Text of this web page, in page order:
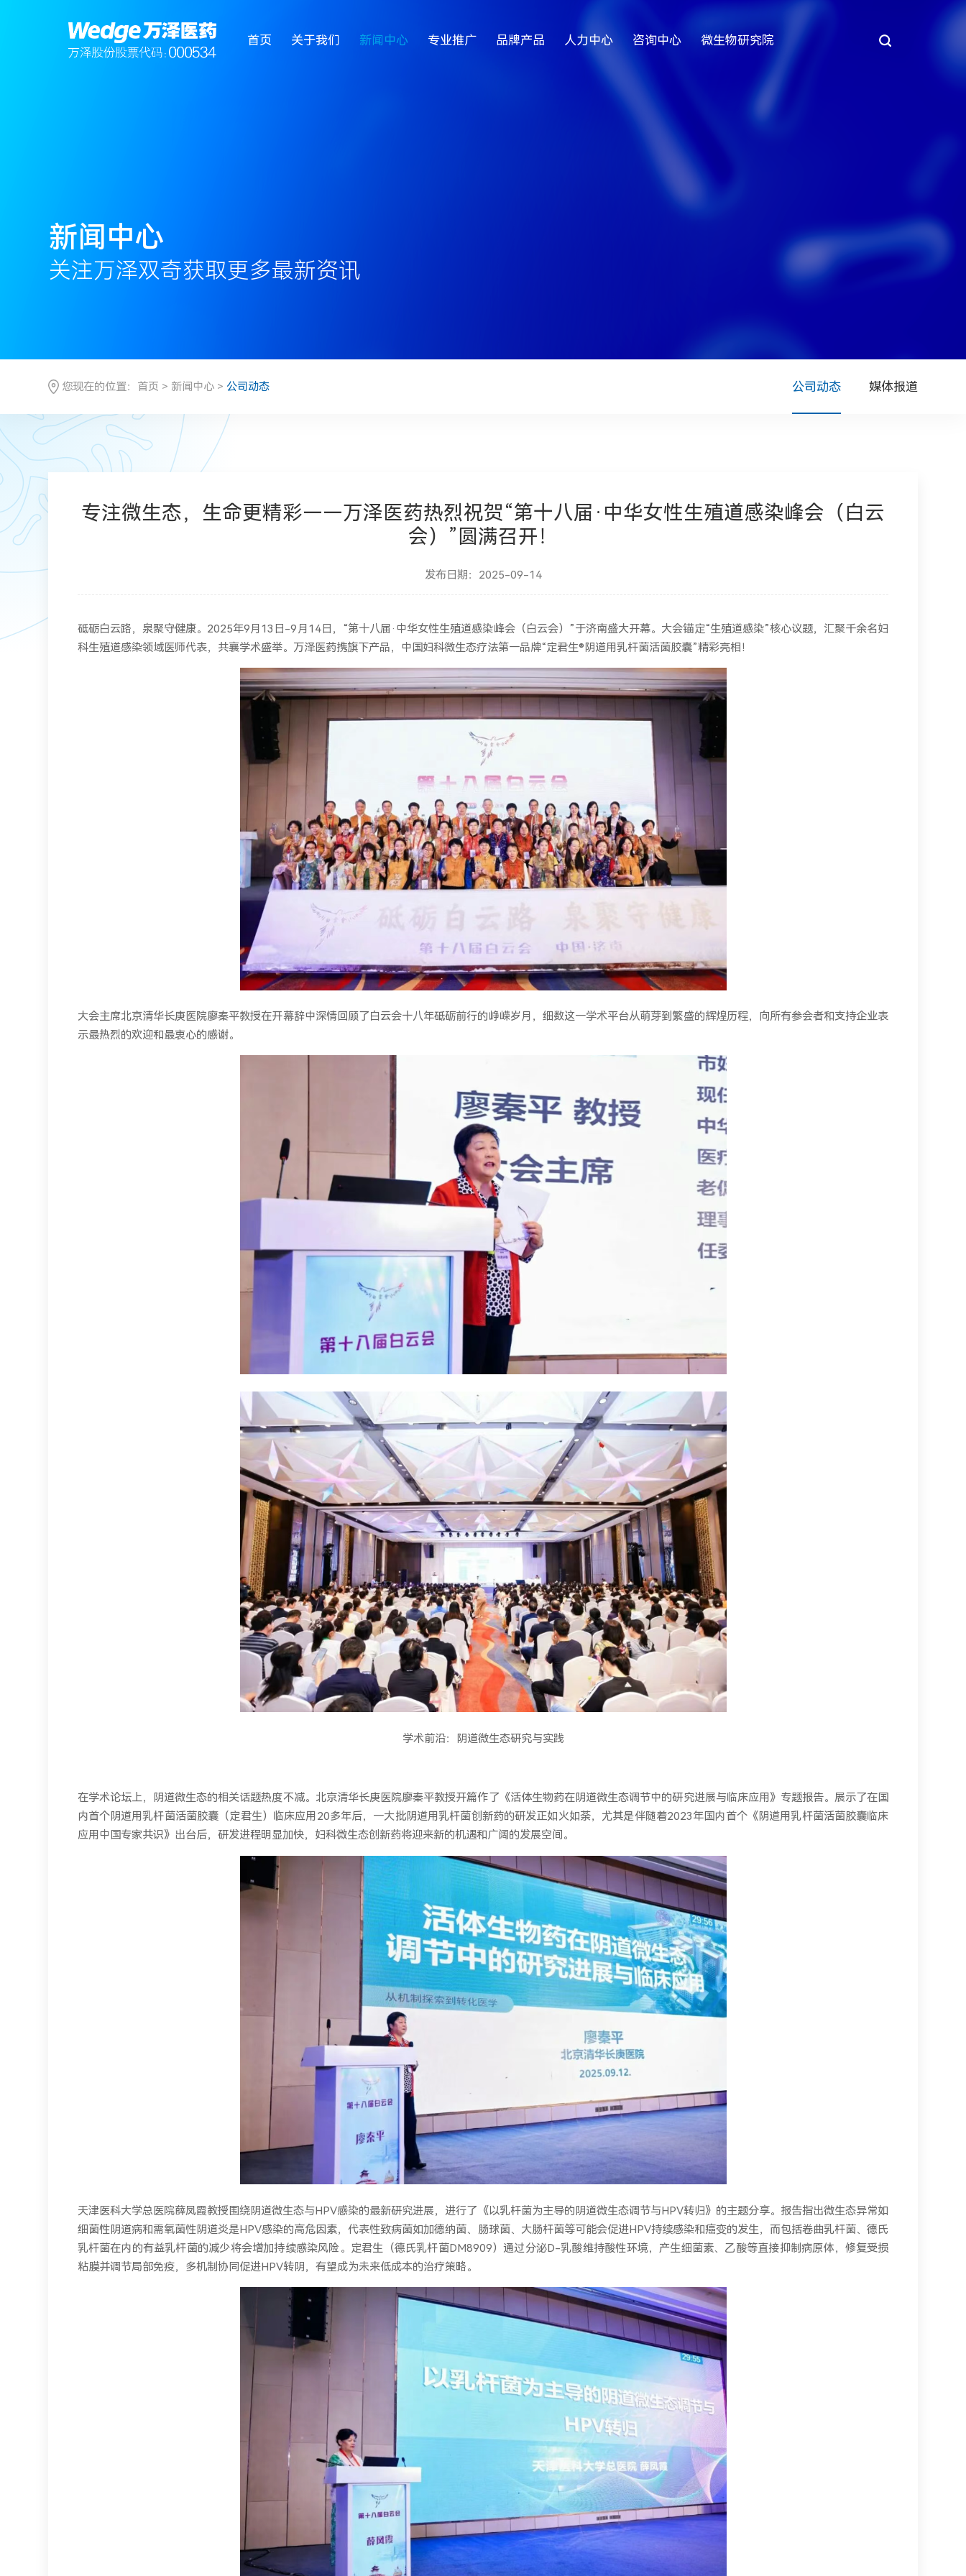
首页 关于我们 新闻中心 专业推广 品牌产品 人力中心 咨询中心 微生物研究院
新闻中心
关注万泽双奇获取更多最新资讯
您现在的位置： 首页 > 新闻中心> 公司动态 公司动态 媒体报道
专注微生态，生命更精彩——万泽医药热烈祝贺“第十八届·中华女性生殖道感染峰会（白云
会）”圆满召开！
发布日期：2025-09-14
砥砺白云路，泉聚守健康。2025年9月13日-9月14日，“第十八届·中华女性生殖道感染峰会（白云会）”于济南盛大开幕。大会锚定“生殖道感染”核心议题，汇聚千余名妇
科生殖道感染领域医师代表，共襄学术盛举。万泽医药携旗下产品，中国妇科微生态疗法第一品牌“定君生®阴道用乳杆菌活菌胶囊”精彩亮相！
大会主席北京清华长庚医院廖秦平教授在开幕辞中深情回顾了白云会十八年砥砺前行的峥嵘岁月，细数这一学术平台从萌芽到繁盛的辉煌历程，向所有参会者和支持企业表
示最热烈的欢迎和最衷心的感谢。
学术前沿：阴道微生态研究与实践
在学术论坛上，阴道微生态的相关话题热度不减。北京清华长庚医院廖秦平教授开篇作了《活体生物药在阴道微生态调节中的研究进展与临床应用》专题报告。展示了在国
内首个阴道用乳杆菌活菌胶囊（定君生）临床应用20多年后，一大批阴道用乳杆菌创新药的研发正如火如荼，尤其是伴随着2023年国内首个《阴道用乳杆菌活菌胶囊临床
应用中国专家共识》出台后，研发进程明显加快，妇科微生态创新药将迎来新的机遇和广阔的发展空间。
天津医科大学总医院薛凤霞教授围绕阴道微生态与HPV感染的最新研究进展，进行了《以乳杆菌为主导的阴道微生态调节与HPV转归》的主题分享。报告指出微生态异常如
细菌性阴道病和需氧菌性阴道炎是HPV感染的高危因素，代表性致病菌如加德纳菌、肠球菌、大肠杆菌等可能会促进HPV持续感染和癌变的发生，而包括卷曲乳杆菌、德氏
乳杆菌在内的有益乳杆菌的减少将会增加持续感染风险。定君生（德氏乳杆菌DM8909）通过分泌D-乳酸维持酸性环境，产生细菌素、乙酸等直接抑制病原体，修复受损
粘膜并调节局部免疫，多机制协同促进HPV转阴，有望成为未来低成本的治疗策略。